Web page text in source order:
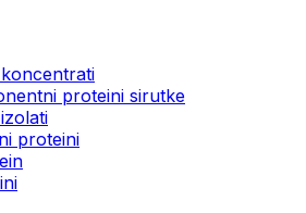
proteini sirutke
proteini